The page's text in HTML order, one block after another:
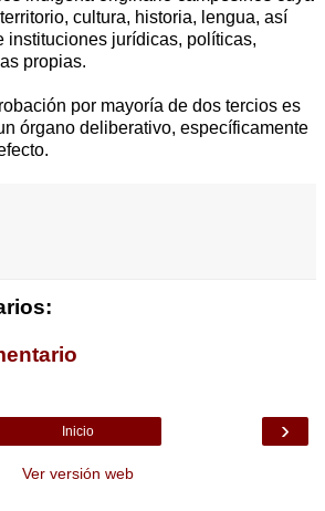
cultura, historia, lengua, así
instituciones jurídicas, políticas,
propias.
por mayoría de dos tercios es
órgano deliberativo, específicamente
›
Inicio
Ver versión web